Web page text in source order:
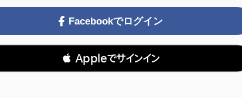
Facebookでログイン
 Appleでサインイン